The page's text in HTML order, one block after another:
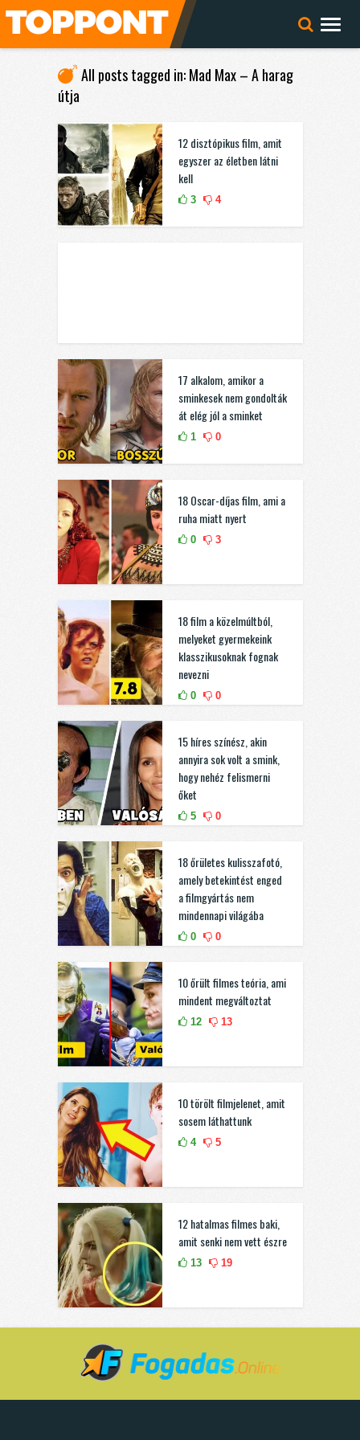
All posts tagged in: Mad Max – A harag
útja
12 disztópikus film, amit
egyszer az életben látni
kell
3 4
17 alkalom, amikor a
sminkesek nem gondolták
át elég jól a sminket
1 0
18 Oscar-díjas film, ami a
ruha miatt nyert
0 3
18 film a közelmúltból,
melyeket gyermekeink
klasszikusoknak fognak
nevezni
0 0
15 híres színész, akin
annyira sok volt a smink,
hogy nehéz felismerni
őket
5 0
18 őrületes kulisszafotó,
amely betekintést enged
a filmgyártás nem
mindennapi világába
0 0
10 őrült filmes teória, ami
mindent megváltoztat
12 13
10 törölt filmjelenet, amit
sosem láthattunk
4 5
12 hatalmas filmes baki,
amit senki nem vett észre
13 19